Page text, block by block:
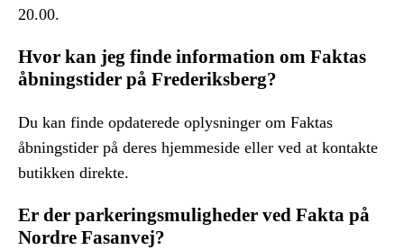
20.00.
Hvor kan jeg finde information om Faktas
åbningstider på Frederiksberg?
Du kan finde opdaterede oplysninger om Faktas
åbningstider på deres hjemmeside eller ved at kontakte
butikken direkte.
Er der parkeringsmuligheder ved Fakta på
Nordre Fasanvej?